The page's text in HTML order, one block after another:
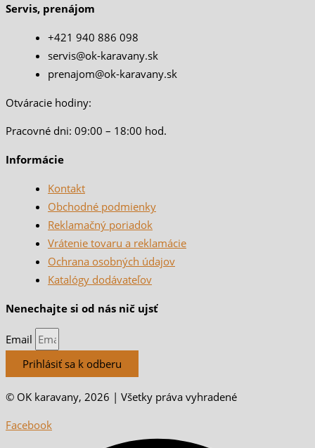
Servis, prenájom
+421 940 886 098
servis@ok-karavany.sk
prenajom@ok-karavany.sk
Otváracie hodiny:
Pracovné dni: 09:00 – 18:00 hod.
Informácie
Kontakt
Obchodné podmienky
Reklamačný poriadok
Vrátenie tovaru a reklamácie
Ochrana osobných údajov
Katalógy dodávateľov
Nenechajte si od nás nič ujsť
Email
Prihlásiť sa k odberu
© OK karavany, 2026 | Všetky práva vyhradené
Facebook